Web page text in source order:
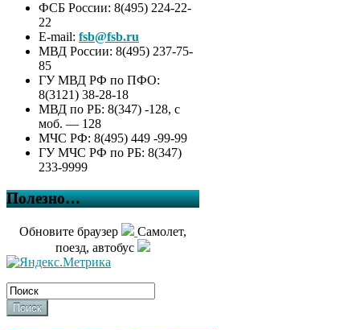
ФСБ России: 8(495) 224-22-
22
E-mail: fsb@fsb.ru
МВД России: 8(495) 237-75-
85
ГУ МВД РФ по ПФО:
8(3121) 38-28-18
МВД по РБ: 8(347) -128, с
моб. — 128
МЧС РФ: 8(495) 449 -99-99
ГУ МЧС РФ по РБ: 8(347)
233-9999
Полезно…
Обновите браузер
Самолет,
поезд, автобус
Поиск